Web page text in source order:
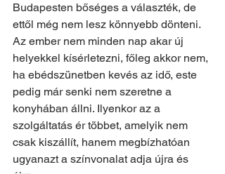
Budapesten bőséges a választék, de
ettől még nem lesz könnyebb dönteni.
Az ember nem minden nap akar új
helyekkel kísérletezni, főleg akkor nem,
ha ebédszünetben kevés az idő, este
pedig már senki nem szeretne a
konyhában állni. Ilyenkor az a
szolgáltatás ér többet, amelyik nem
csak kiszállít, hanem megbízhatóan
ugyanazt a színvonalat adja újra és